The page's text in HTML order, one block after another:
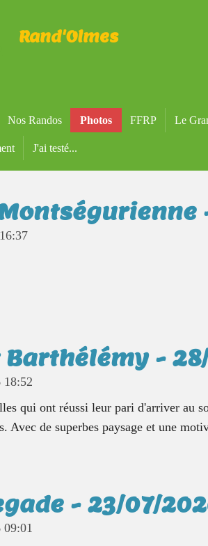
Rand'Olmes
Nos Randos Photos FFRP Le
J'ai testé...
16:37
-
18:52
qui ont réussi leur pari d'arriver au
Avec de superbes paysage et une
- 23/07/
09:01